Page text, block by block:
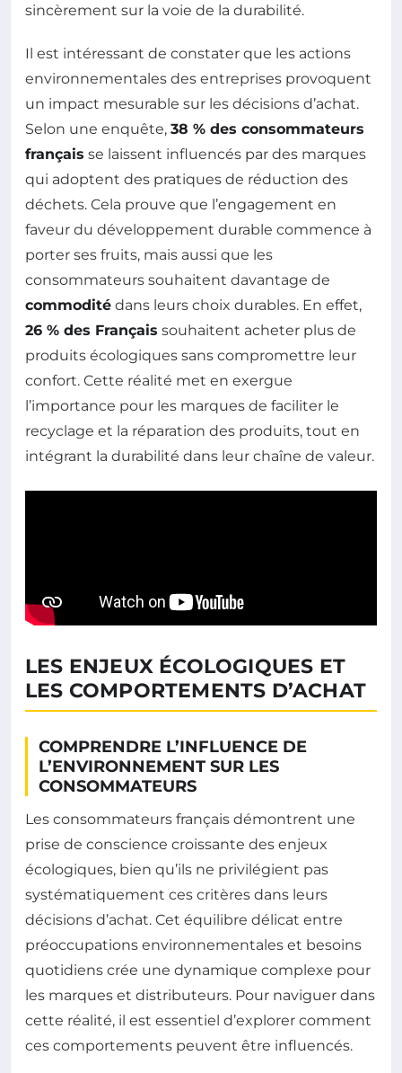
sincèrement sur la voie de la durabilité.
Il est intéressant de constater que les actions
environnementales des entreprises provoquent
un impact mesurable sur les décisions d’achat.
Selon une enquête, 38 % des consommateurs
français se laissent influencés par des marques
qui adoptent des pratiques de réduction des
déchets. Cela prouve que l’engagement en
faveur du développement durable commence à
porter ses fruits, mais aussi que les
consommateurs souhaitent davantage de
commodité dans leurs choix durables. En effet,
26 % des Français souhaitent acheter plus de
produits écologiques sans compromettre leur
confort. Cette réalité met en exergue
l’importance pour les marques de faciliter le
recyclage et la réparation des produits, tout en
intégrant la durabilité dans leur chaîne de valeur.
LES ENJEUX ÉCOLOGIQUES ET
LES COMPORTEMENTS D’ACHAT
COMPRENDRE L’INFLUENCE DE
L’ENVIRONNEMENT SUR LES
CONSOMMATEURS
Les consommateurs français démontrent une
prise de conscience croissante des enjeux
écologiques, bien qu’ils ne privilégient pas
systématiquement ces critères dans leurs
décisions d’achat. Cet équilibre délicat entre
préoccupations environnementales et besoins
quotidiens crée une dynamique complexe pour
les marques et distributeurs. Pour naviguer dans
cette réalité, il est essentiel d’explorer comment
ces comportements peuvent être influencés.